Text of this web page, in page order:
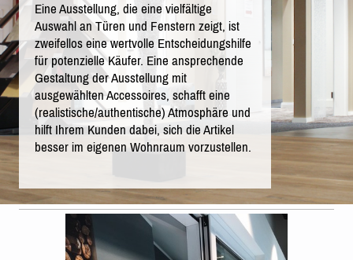
Eine Ausstellung, die eine vielfältige
Auswahl an Türen und Fenstern zeigt, ist
zweifellos eine wertvolle Entscheidungshilfe
für potenzielle Käufer. Eine ansprechende
Gestaltung der Ausstellung mit
ausgewählten Accessoires, schafft eine
(realistische/authentische) Atmosphäre und
hilft Ihrem Kunden dabei, sich die Artikel
besser im eigenen Wohnraum vorzustellen.